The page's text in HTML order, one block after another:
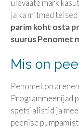
ülevaate mark
ja ka mitmed
parim koht osta
suurus Penomet
Mis on
Penomet on
Programmeerijad
spetsialistid ja
peenise